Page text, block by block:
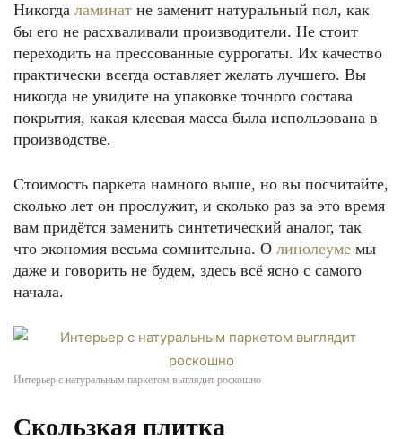
Никогда ламинат не заменит натуральный пол, как
бы его не расхваливали производители. Не стоит
переходить на прессованные суррогаты. Их качество
практически всегда оставляет желать лучшего. Вы
никогда не увидите на упаковке точного состава
покрытия, какая клеевая масса была использована в
производстве.
Стоимость паркета намного выше, но вы посчитайте,
сколько лет он прослужит, и сколько раз за это время
вам придётся заменить синтетический аналог, так
что экономия весьма сомнительна. О линолеуме мы
даже и говорить не будем, здесь всё ясно с самого
начала.
Интерьер с натуральным паркетом выглядит роскошно
Скользкая плитка